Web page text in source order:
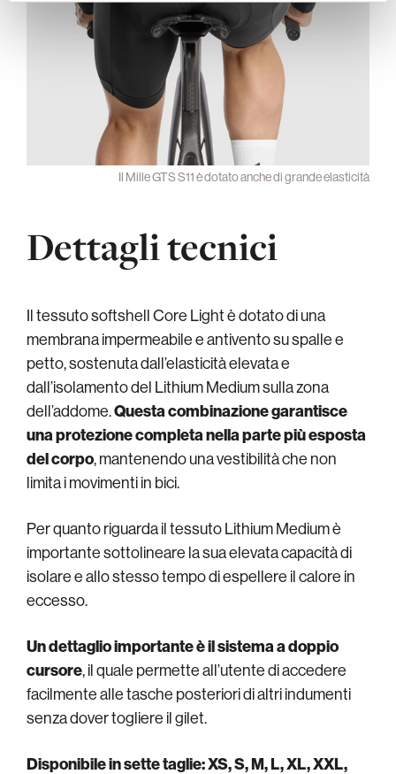
Il Mille GTS S11 è dotato anche di grande elasticità
Dettagli tecnici
Il tessuto softshell Core Light è dotato di una
membrana impermeabile e antivento su spalle e
petto, sostenuta dall’elasticità elevata e
dall’isolamento del Lithium Medium sulla zona
dell’addome.Questa combinazione garantisce
una protezione completa nella parte più esposta
del corpo, mantenendo una vestibilità che non
limita i movimenti in bici.
Per quanto riguarda il tessuto Lithium Medium è
importante sottolineare la sua elevata capacità di
isolare e allo stesso tempo di espellere il calore in
eccesso.
Un dettaglio importante è il sistema a doppio
cursore, il quale permette all’utente di accedere
facilmente alle tasche posteriori di altri indumenti
senza dover togliere il gilet.
Disponibile in sette taglie: XS, S, M, L, XL, XXL,